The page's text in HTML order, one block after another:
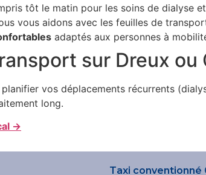
tôt le matin pour les soins de dialyse
vous aidons avec les feuilles de
adaptés aux personnes à
sur Dreux ou
vos déplacements récurrents
long.
→
Taxi conventionné